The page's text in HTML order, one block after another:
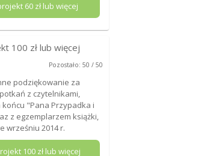
60 zł lub więcej
100 zł lub więcej
Pozostało: 50 / 50
podziękowanie za
z czytelnikami,
"Pana Przypadka i
z egzemplarzem książki,
wrześniu 2014 r.
100zł lub więcej